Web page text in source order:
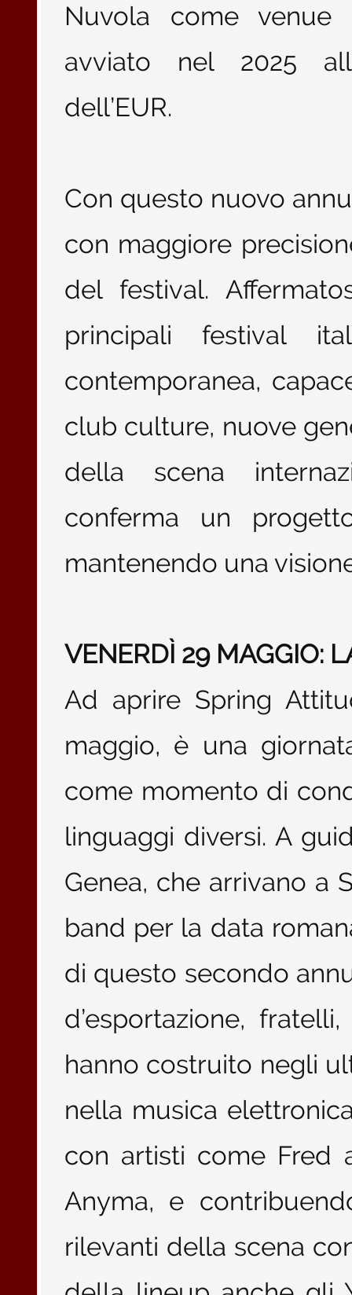
Nuvola come
avviato nel 2025
dell’EUR.
Con questo nuovo
con maggiore
del festival.
principali festival
contemporanea,
club culture, nuove
della scena
conferma un
mantenendo una
VENERDÌ 29 MAGGIO:
Ad aprire Spring
maggio, è una
come momento di
linguaggi diversi. A
Genea, che arrivano a
band per la data
di questo secondo
d’esportazione,
hanno costruito negli
nella musica
con artisti come Fred
Anyma, e
rilevanti della scena